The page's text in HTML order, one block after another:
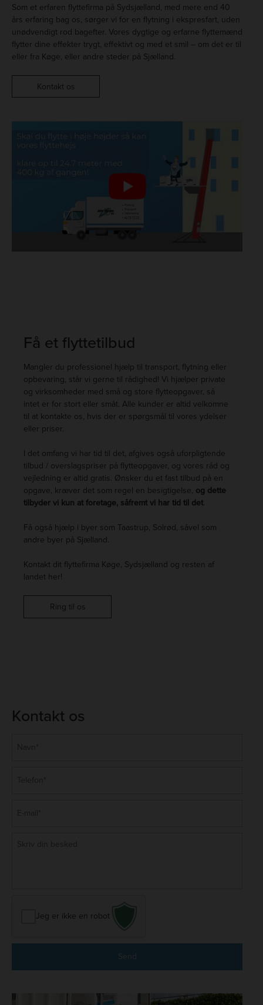
Som et erfaren flyttefirma på Sydsjælland, med mere end 40
års erfaring bag os, sørger vi for en flytning i ekspresfart, uden
unødvendigt rod bagefter. Vores dygtige og erfarne flyttemænd
flytter dine effekter trygt, effektivt og med et smil – om det er til
eller fra Køge, eller andre steder på Sjælland.
Kontakt os
Få et flyttetilbud
Mangler du professionel hjælp til transport, flytning eller
opbevaring, står vi gerne til rådighed! Vi hjælper private
og virksomheder med små og store flytteopgaver, så
intet er for stort eller småt. Alle kunder er altid velkomne
til at kontakte os, hvis der er spørgsmål til vores ydelser
eller priser.
I det omfang vi har tid til det, afgives også uforpligtende
tilbud / overslagspriser på flytteopgaver, og vores råd og
vejledning er altid gratis. Ønsker du et fast tilbud på en
opgave, kræver det som regel en besigtigelse, og dette
tilbyder vi kun at foretage, såfremt vi har tid til det.
Få også hjælp i byer som Taastrup, Solrød, såvel som
andre byer på Sjælland.
Kontakt dit flyttefirma Køge, Sydsjælland og resten af
landet her!
Ring til os
Kontakt os
Jeg er ikke en robot